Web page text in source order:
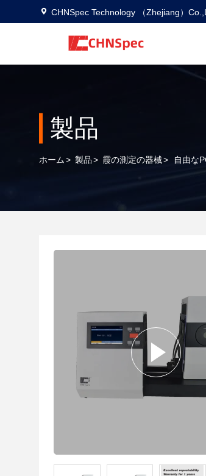
CHNSpec Technology （Zhejiang）
製品
ホーム> 製品> 霞の測定の器械> 自由な